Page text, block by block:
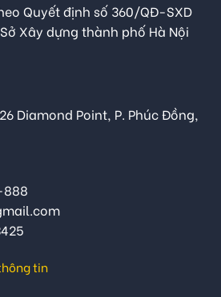
Quyết định số 360/QĐ-SXD
Xây dựng thành phố Hà Nội
Diamond Point, P. Phúc Đồng,
tin